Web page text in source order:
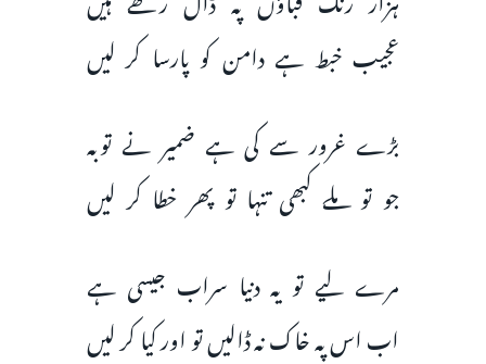
عجیب خبط ہے دامن کو پارسا کر لیں
بڑے غرور سے کی ہے ضمیر نے توبہ
جو تو ملے کبھی تنہا تو پھر خطا کر لیں
مرے لیے تو یہ دنیا سراب جیسی ہے
اب اس پہ خاک نہ ڈالیں تو اور کیا کر لیں